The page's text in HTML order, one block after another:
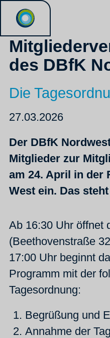
53.
des DBfK
Die
27.03.2026
Der DBfK
Mitglieder zur
am 24. April in der
West ein. Das
Ab 16:30 Uhr öffnet
(Beethovenstraße
17:00 Uhr beginnt
Programm mit der
Tagesordnung:
Begrüßung und
Annahme der